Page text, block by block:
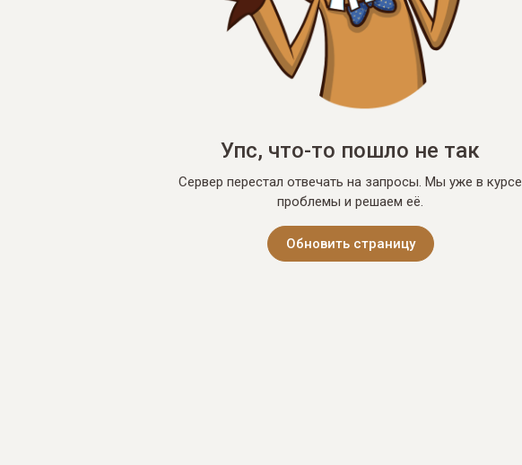
Упс, что-то пошло не так
Сервер перестал отвечать на запросы. Мы уже в курсе
проблемы и решаем её.
Обновить страницу